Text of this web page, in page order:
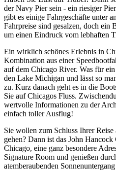
der Navy Pier sein - ein riesiger
gibt es einige Fahrgeschäfte unter
Fahrpreise sind gesalzen, doch ein
um einen Eindruck vom lebhaften
Ein wirklich schönes Erlebnis in
Kombination aus einer
auf dem Chicago River. Was für
den Lake Michigan und lässt so
zu. Kurz danach geht es in die
Sie auf Chicagos Fluss.
wertvolle Informationen zu der
einfach toller Ausflug!
Sie wollen zum Schluss Ihrer
gehen? Dann ist das John
Chicago, eine ganz besondere
Signature Room und genießen
atemberaubenden